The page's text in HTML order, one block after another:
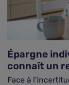
Épargne
connaît un
Face à